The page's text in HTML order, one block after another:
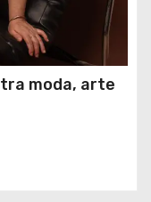
moda, arte